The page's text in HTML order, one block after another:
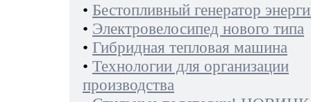
• Бестопливный генератор
• Электровелосипед нового типа
• Гибридная тепловая машина
• Технологии для организации
производства